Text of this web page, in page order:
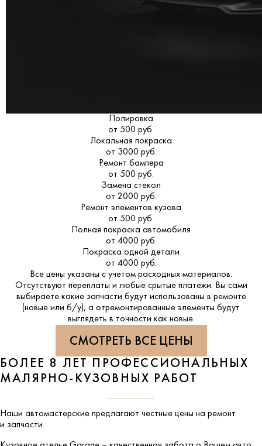
Полировка
от 500 руб.
Локальная покраска
от 3000 руб.
Ремонт бампера
от 500 руб.
Замена стекол
от 2000 руб.
Ремонт элементов кузова
от 500 руб.
Полная покраска автомобиля
от 4000 руб.
Покраска одной детали
от 4000 руб.
Все цены указаны с учетом расходных материалов.
Отсутствуют переплаты и любые срытые платежи. Вы сами
выбираете какие запчасти будут использованы в ремонте
(новые или б/у), а отремонтированные элементы будут
выглядеть в точности как новые.
СМОТРЕТЬ ВСЕ ЦЕНЫ
БОЛЕЕ 8 ЛЕТ ПРОФЕССИОНАЛЬНЫХ
МАЛЯРНО-КУЗОВНЫХ РАБОТ
Наши автомастерские предлагают честные цены на ремонт
и запчасти.